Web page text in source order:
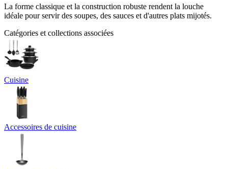
La forme classique et la construction robuste rendent la louche
idéale pour servir des soupes, des sauces et d'autres plats mijotés.
Catégories et collections associées
Cuisine
Accessoires de cuisine